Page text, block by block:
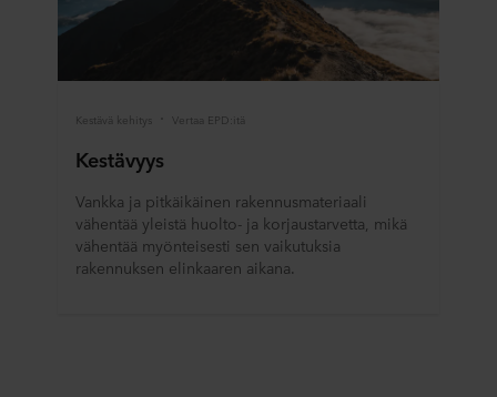
Kestävä kehitys Vertaa EPD:itä
Kestävyys
Vankka ja pitkäikäinen rakennusmateriaali
vähentää yleistä huolto- ja korjaustarvetta, mikä
vähentää myönteisesti sen vaikutuksia
rakennuksen elinkaaren aikana.